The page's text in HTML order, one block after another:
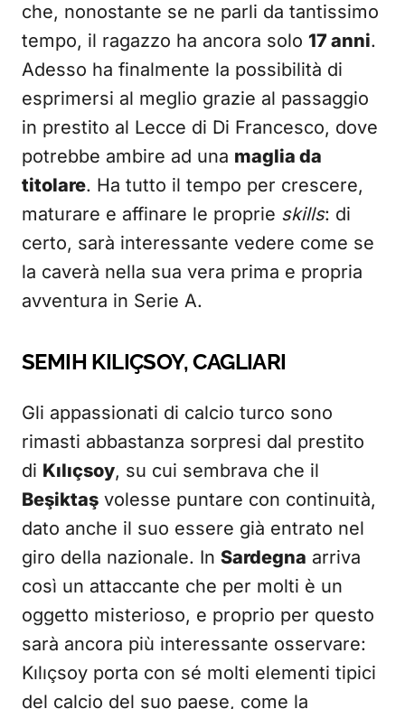
che, nonostante se ne parli da tantissimo
tempo, il ragazzo ha ancora solo 17 anni.
Adesso ha finalmente la possibilità di
esprimersi al meglio grazie al passaggio
in prestito al Lecce di Di Francesco, dove
potrebbe ambire ad una maglia da
titolare. Ha tutto il tempo per crescere,
maturare e affinare le proprie skills: di
certo, sarà interessante vedere come se
la caverà nella sua vera prima e propria
avventura in Serie A.
SEMIH KILIÇSOY, CAGLIARI
Gli appassionati di calcio turco sono
rimasti abbastanza sorpresi dal prestito
di Kılıçsoy, su cui sembrava che il
Beşiktaş volesse puntare con continuità,
dato anche il suo essere già entrato nel
giro della nazionale. In Sardegna arriva
così un attaccante che per molti è un
oggetto misterioso, e proprio per questo
sarà ancora più interessante osservare:
Kılıçsoy porta con sé molti elementi tipici
del calcio del suo paese, come la